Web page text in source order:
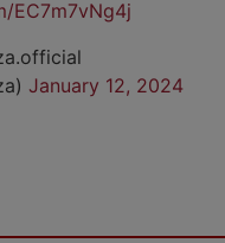
EC7m7vNg4j
January 12, 2024